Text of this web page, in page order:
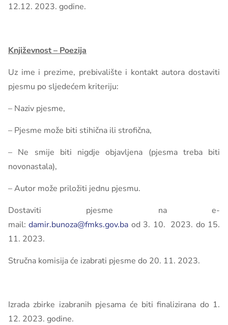
12.12. 2023. godine.
Književnost – Poezija
Uz ime i prezime, prebivalište i kontakt autora dostaviti
pjesmu po sljedećem kriteriju:
– Naziv pjesme,
– Pjesme može biti stihična ili strofična,
– Ne smije biti nigdje objavljena (pjesma treba biti
novonastala),
– Autor može priložiti jednu pjesmu.
Dostaviti pjesme na e-
mail:damir.bunoza@fmks.gov.ba od 3. 10. 2023. do 15.
11. 2023.
Stručna komisija će izabrati pjesme do 20. 11. 2023.
Izrada zbirke izabranih pjesama će biti finalizirana do 1.
12. 2023. godine.